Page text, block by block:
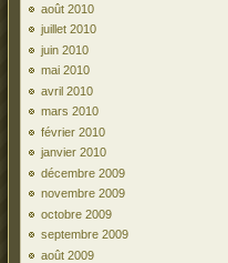
août 2010
juillet 2010
juin 2010
mai 2010
avril 2010
mars 2010
février 2010
janvier 2010
décembre 2009
novembre 2009
octobre 2009
septembre 2009
août 2009